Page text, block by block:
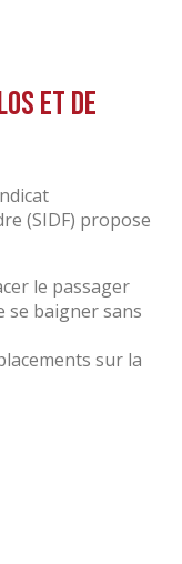
et de
(SIDF) propose
le passager
se baigner sans
sur la